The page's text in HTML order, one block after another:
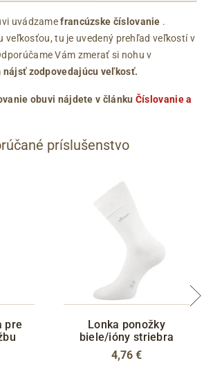
uvádzamefrancúzske číslovanie .
veľkosťou, tu je uvedený prehľad veľkostí v
Vám zmerať si nohu v
nájsť zodpovedajúcu veľkosť.
obuvi nájdete v článku Číslovanie a
príslušenstvo
pre
Lonka ponožky
biele/ióny striebra
4,76 €